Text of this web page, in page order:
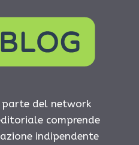
parte del network
comprende
indipendente